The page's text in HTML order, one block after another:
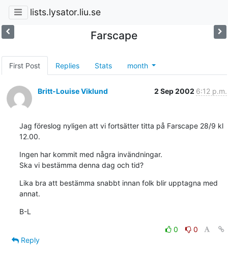
lists.lysator.liu.se
Farscape
First Post Replies Stats month
Britt-Louise Viklund 2 Sep 2002 6:12 p.m.
Jag föreslog nyligen att vi fortsätter titta på Farscape 28/9 kl
12.00.
Ingen har kommit med några invändningar.
Ska vi bestämma denna dag och tid?
Lika bra att bestämma snabbt innan folk blir upptagna med
annat.
B-L
0
0
Reply